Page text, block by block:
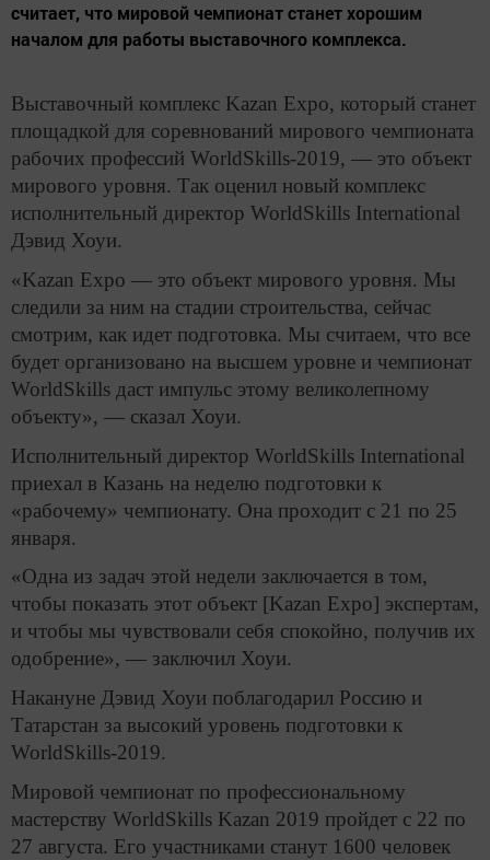
считает, что мировой чемпионат станет хорошим
началом для работы выставочного комплекса.
Выставочный комплекс Kazan Expo, который станет
площадкой для соревнований мирового чемпионата
рабочих профессий WorldSkills-2019, — это объект
мирового уровня. Так оценил новый комплекс
исполнительный директор WorldSkills International
Дэвид Хоуи.
«Kazan Expo — это объект мирового уровня. Мы
следили за ним на стадии строительства, сейчас
смотрим, как идет подготовка. Мы считаем, что все
будет организовано на высшем уровне и чемпионат
WorldSkills даст импульс этому великолепному
объекту», — сказал Хоуи.
Исполнительный директор WorldSkills International
приехал в Казань на неделю подготовки к
«рабочему» чемпионату. Она проходит с 21 по 25
января.
«Одна из задач этой недели заключается в том,
чтобы показать этот объект [Kazan Expo] экспертам,
и чтобы мы чувствовали себя спокойно, получив их
одобрение», — заключил Хоуи.
Накануне Дэвид Хоуи поблагодарил Россию и
Татарстан за высокий уровень подготовки к
WorldSkills-2019.
Мировой чемпионат по профессиональному
мастерству WorldSkills Kazan 2019 пройдет с 22 по
27 августа. Его участниками станут 1600 человек